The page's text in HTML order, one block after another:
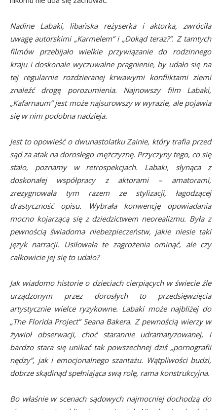
Nadine Labaki, libańska reżyserka i aktorka, zwróciła
uwagę autorskimi „Karmelem” i „Dokąd teraz?”. Z tamtych
filmów przebijało wielkie przywiązanie do rodzinnego
kraju i doskonale wyczuwalne pragnienie, by udało się na
tej regularnie rozdzieranej krwawymi konfliktami ziemi
znaleźć drogę porozumienia. Najnowszy film Labaki,
„Kafarnaum” jest może najsurowszy w wyrazie, ale pojawia
się w nim podobna nadzieja.
Jest to opowieść o dwunastolatku Zainie, który trafia przed
sąd za atak na dorosłego mężczyznę. Przyczyny tego, co się
stało, poznamy w retrospekcjach. Labaki, słynąca z
doskonałej współpracy z aktorami – amatorami,
zrezygnowała tym razem ze stylizacji, łagodzącej
drastyczność opisu. Wybrała konwencję opowiadania
mocno kojarzącą się z dziedzictwem neorealizmu. Była z
pewnością świadoma niebezpieczeństw, jakie niesie taki
język narracji. Usiłowała te zagrożenia ominąć, ale czy
całkowicie jej się to udało?
Jak wiadomo historie o dzieciach cierpiących w świecie źle
urządzonym przez dorosłych to przedsięwzięcia
artystycznie wielce ryzykowne. Labaki może najbliżej do
„The Florida Project” Seana Bakera. Z pewnością wierzy w
żywioł obserwacji, choć starannie udramatyzowanej, i
bardzo stara się unikać tak powszechnej dziś „pornografii
nędzy”, jak i emocjonalnego szantażu. Wątpliwości budzi,
dobrze skądinąd spełniająca swą rolę, rama konstrukcyjna.
Bo właśnie w scenach sądowych najmocniej dochodzą do